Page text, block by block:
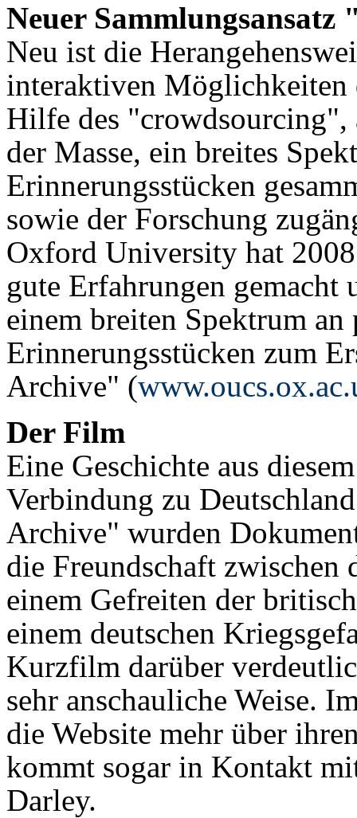
Neuer
Neu ist die
interaktiven Möglichkeiten
Hilfe des "crowdsourcing",
der Masse, ein breites
Erinnerungsstücken
sowie der Forschung
Oxford University hat
gute Erfahrungen
einem breiten Spektrum an
Erinnerungsstücken zum
Archive" (
Der Film
Eine Geschichte aus
Verbindung zu
Archive" wurden
die Freundschaft zwischen
einem Gefreiten der
einem deutschen
Kurzfilm darüber
sehr anschauliche Weise.
die Website mehr über
kommt sogar in Kontakt
Darley.